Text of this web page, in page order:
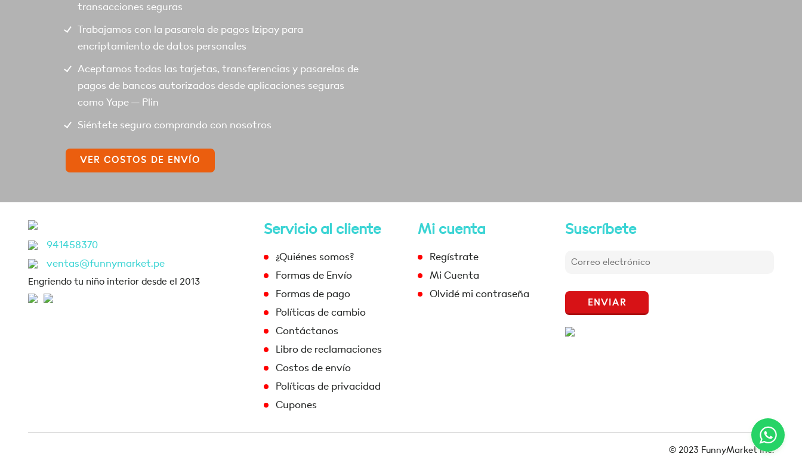
transacciones seguras
Trabajamos con la pasarela de pagos Izipay para
encriptamiento de datos personales
Aceptamos todas las tarjetas, transferencias y pasarelas de
pagos de bancos autorizados desde aplicaciones seguras
como Yape – Plin
Siéntete seguro comprando con nosotros
VER COSTOS DE ENVÍO
941458370
ventas@funnymarket.pe
Engriendo tu niño interior desde el 2013
Servicio al cliente
¿Quiénes somos?
Formas de Envío
Formas de pago
Políticas de cambio
Contáctanos
Libro de reclamaciones
Costos de envío
Políticas de privacidad
Cupones
Mi cuenta
Regístrate
Mi Cuenta
Olvidé mi contraseña
Suscríbete
ENVIAR
© 2023 FunnyMarket Inc.